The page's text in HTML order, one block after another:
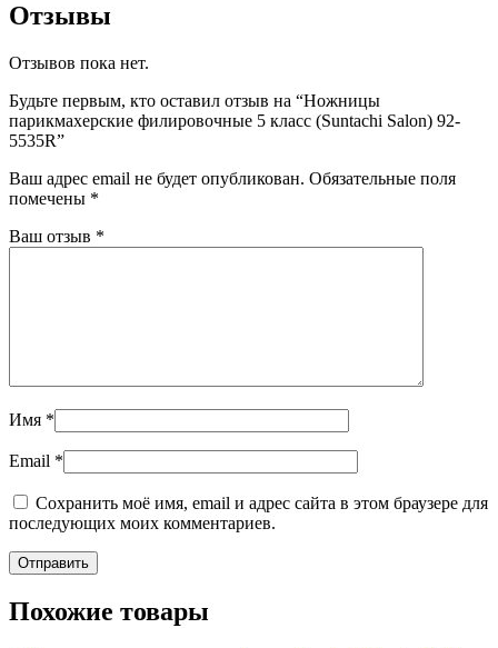
Отзывы
Отзывов пока нет.
Будьте первым, кто оставил отзыв на “Ножницы
парикмахерские филировочные 5 класс (Suntachi Salon) 92-
5535R”
Ваш адрес email не будет опубликован. Обязательные поля
помечены *
Ваш отзыв *
Имя *
Email *
Сохранить моё имя, email и адрес сайта в этом браузере для
последующих моих комментариев.
Похожие товары